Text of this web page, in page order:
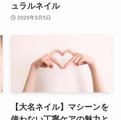
ュラルネイル
2026年3月5日
【大名ネイル】マシーンを